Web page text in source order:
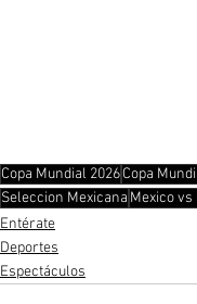
Copa Mundial 2026Copa
Seleccion Mexicana Mexico vs
Entérate
Deportes
Espectáculos